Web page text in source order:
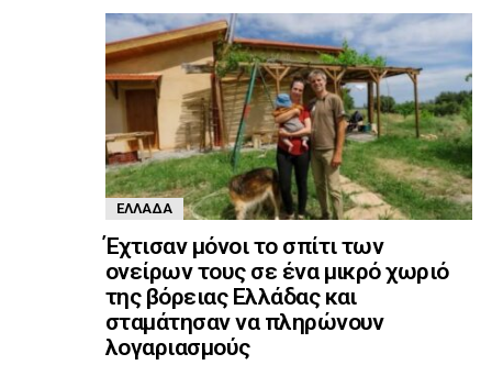
ΕΛΛΆΔΑ
Έχτισαν μόνοι το σπίτι των
ονείρων τους σε ένα μικρό χωριό
της βόρειας Ελλάδας και
σταμάτησαν να πληρώνουν
λογαριασμούς